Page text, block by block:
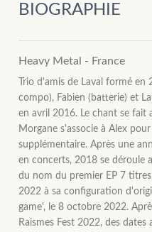
BIOGRAPHIE
Heavy Metal - France
Trio d'amis de Laval formé
compo), Fabien (batterie) et
en avril 2016. Le chant se fait
Morgane s'associe à Alex
supplémentaire. Après une
en concerts, 2018 se déroule
du nom du premier EP 7
2022 à sa configuration
game', le 8 octobre 2022.
Raismes Fest 2022, des